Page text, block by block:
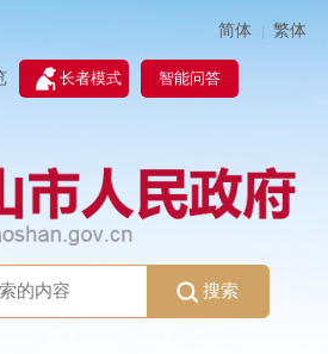
简体 | 繁体
长者模式 智能问答
搜索